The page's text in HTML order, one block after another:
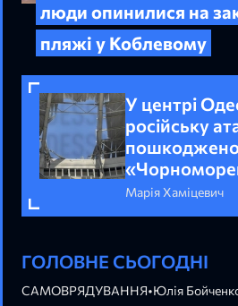
люди опинилися на
пляжі у Коблевому
У центрі
російську
пошкоджено
Марія Хаміцевич
ГОЛОВНЕ СЬОГОДНІ
САМОВРЯДУВАННЯ•Юлія